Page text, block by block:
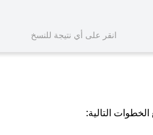
انقر على أي نتيجة للنسخ
التالية: